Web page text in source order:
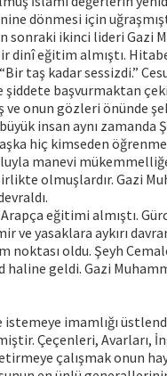
dönmesi için
sonraki ikinci lideri Gazi
dinî eğitim almıştı.
taş kadar sessizdi.”
şiddete başvurmaktan
ve onun gözleri önünde
insan aynı zamanda
hiç kimseden
manevi
olmuşlardır. Gazi
eğitimi almıştı.
yasaklara aykırı
noktası oldu. Şeyh
geldi. Gazi
imamlığı
Çeçenleri, Avarları,
çalışmak onun